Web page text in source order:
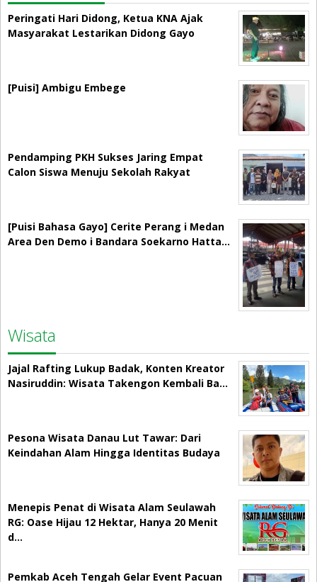
Peringati Hari Didong, Ketua KNA Ajak
Masyarakat Lestarikan Didong Gayo
[Puisi] Ambigu Embege
Pendamping PKH Sukses Jaring Empat
Calon Siswa Menuju Sekolah Rakyat
[Puisi Bahasa Gayo] Cerite Perang i Medan
Area Den Demo i Bandara Soekarno Hatta…
Wisata
Jajal Rafting Lukup Badak, Konten Kreator
Nasiruddin: Wisata Takengon Kembali Ba…
Pesona Wisata Danau Lut Tawar: Dari
Keindahan Alam Hingga Identitas Budaya
Menepis Penat di Wisata Alam Seulawah
RG: Oase Hijau 12 Hektar, Hanya 20 Menit
d…
Pemkab Aceh Tengah Gelar Event Pacuan